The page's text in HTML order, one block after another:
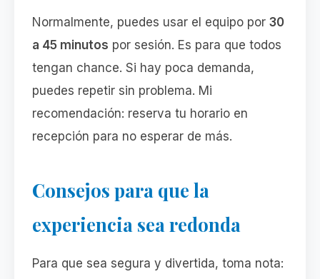
Normalmente, puedes usar el equipo por 30
a 45 minutos por sesión. Es para que todos
tengan chance. Si hay poca demanda,
puedes repetir sin problema. Mi
recomendación: reserva tu horario en
recepción para no esperar de más.
Consejos para que la
experiencia sea redonda
Para que sea segura y divertida, toma nota: